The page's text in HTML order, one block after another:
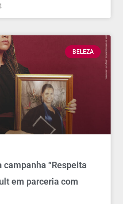
BELEZA
“Respeita
em parceria com